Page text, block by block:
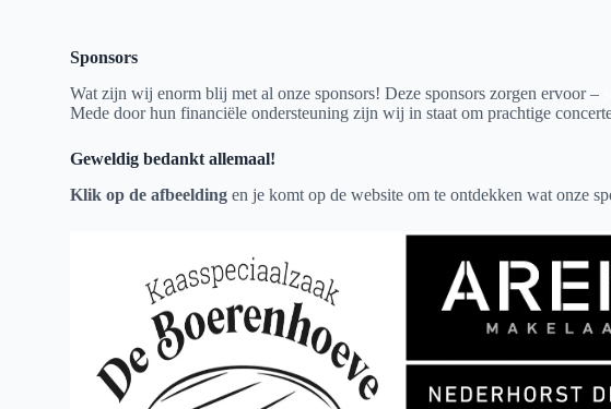
Sponsors
Wat zijn wij enorm blij met al onze sponsors! Deze sponsors zorgen ervoor –
Mede door hun financiële ondersteuning zijn wij in staat om prachtige
Geweldig bedankt allemaal!
Klik op de afbeelding en je komt op de website om te ontdekken wat onze